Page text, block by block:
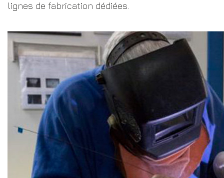
lignes de fabrication dédiées.